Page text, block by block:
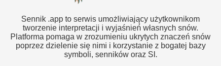
Sennik .app to serwis umożliwiający użytkownikom
tworzenie interpretacji i wyjaśnień własnych snów.
Platforma pomaga w zrozumieniu ukrytych znaczeń snów
poprzez dzielenie się nimi i korzystanie z bogatej bazy
symboli, senników oraz SI.